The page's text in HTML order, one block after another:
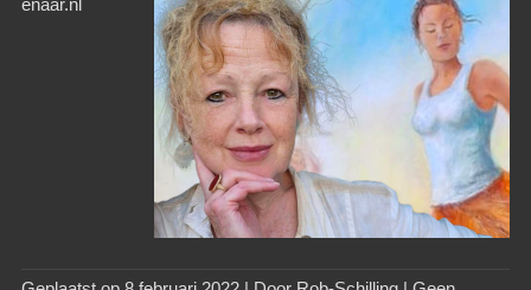
enaar.nl